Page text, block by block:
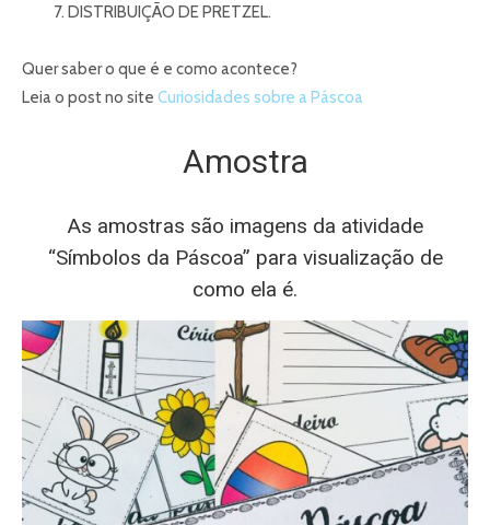
DISTRIBUIÇÃO DE PRETZEL.
Quer saber o que é e como acontece?
Leia o post no site Curiosidades sobre a Páscoa
Amostra
As amostras são imagens da atividade
“Símbolos da Páscoa” para visualização de
como ela é.